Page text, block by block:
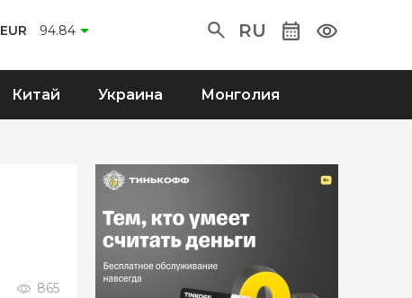
EUR 94.84 RU
Китай Украина Монголия
865